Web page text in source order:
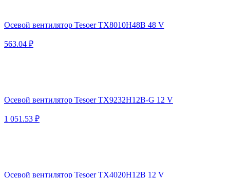
Осевой вентилятор Tesoer TX8010H48B 48 V
563.04 ₽
Осевой вентилятор Tesoer TX9232H12B-G 12 V
1 051.53 ₽
Осевой вентилятор Tesoer TX4020H12B 12 V